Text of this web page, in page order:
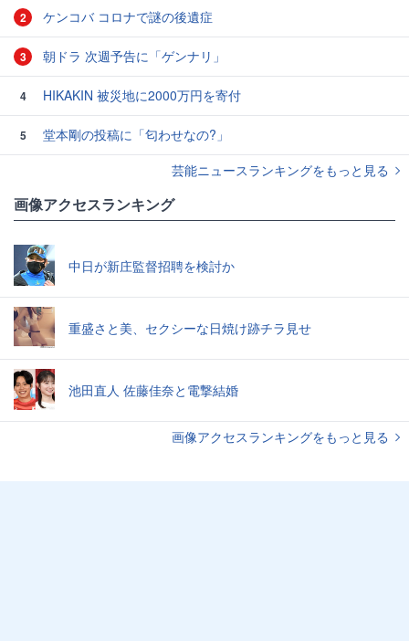
2 ケンコバ コロナで謎の後遺症
3 朝ドラ 次週予告に「ゲンナリ」
4 HIKAKIN 被災地に2000万円を寄付
5
堂本剛の投稿に「匂わせなの?」
芸能ニュースランキングをもっと見る
画像アクセスランキング
中日が新庄監督招聘を検討か
重盛さと美、セクシーな日焼け跡チラ見せ
池田直人 佐藤佳奈と電撃結婚
画像アクセスランキングをもっと見る